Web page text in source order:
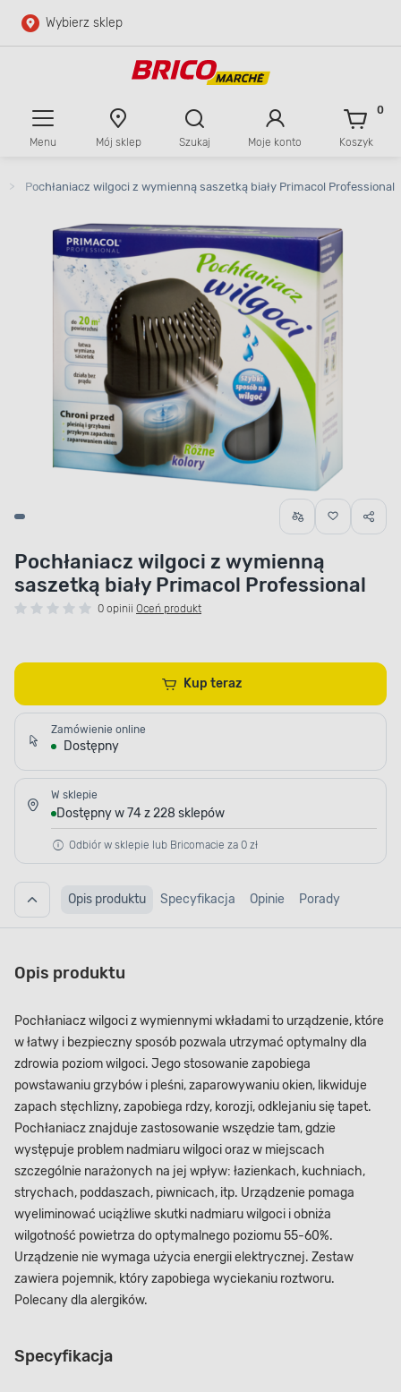
Przejdź do głównej zawartości
Wybierz sklep
Menu Mój sklep Szukaj Moje konto Koszyk
0
> Pochłaniacz wilgoci z wymienną saszetką biały Primacol Professional
Pochłaniacz wilgoci z wymienną
saszetką biały Primacol Professional
0 opinii Oceń produkt
Kup teraz
Zamówienie online
Dostępny
W sklepie
Dostępny w 74 z 228 sklepów
Odbiór w sklepie lub Bricomacie za 0 zł
Opis produktu Specyfikacja Opinie Porady
Opis produktu
Pochłaniacz wilgoci z wymiennymi wkładami to urządzenie, które
w łatwy i bezpieczny sposób pozwala utrzymać optymalny dla
zdrowia poziom wilgoci. Jego stosowanie zapobiega
powstawaniu grzybów i pleśni, zaparowywaniu okien, likwiduje
zapach stęchlizny, zapobiega rdzy, korozji, odklejaniu się tapet.
Pochłaniacz znajduje zastosowanie wszędzie tam, gdzie
występuje problem nadmiaru wilgoci oraz w miejscach
szczególnie narażonych na jej wpływ: łazienkach, kuchniach,
strychach, poddaszach, piwnicach, itp. Urządzenie pomaga
wyeliminować uciążliwe skutki nadmiaru wilgoci i obniża
wilgotność powietrza do optymalnego poziomu 55-60%.
Urządzenie nie wymaga użycia energii elektrycznej. Zestaw
zawiera pojemnik, który zapobiega wyciekaniu roztworu.
Polecany dla alergików.
Specyfikacja